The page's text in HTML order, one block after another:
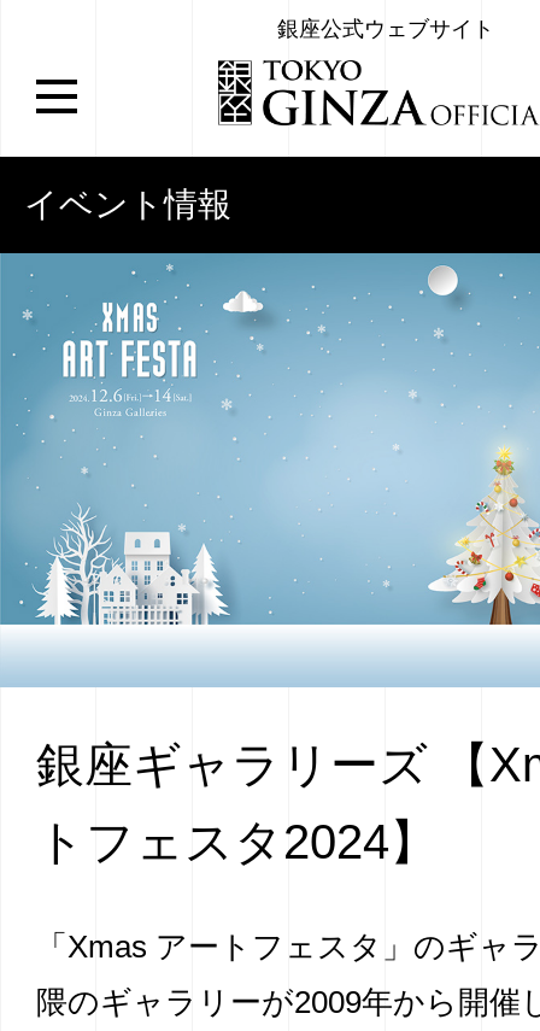
銀座公式ウェブサイト
イベント情報
銀座ギャラリーズ 【
トフェスタ2024】
「Xmas アートフェスタ」のギャ
隈のギャラリーが2009年から開催